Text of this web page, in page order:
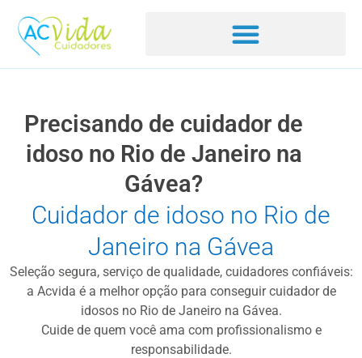
Precisando de cuidador de
idoso no Rio de Janeiro na
Gávea?
Cuidador de idoso no Rio de
Janeiro na Gávea
Seleção segura, serviço de qualidade, cuidadores confiáveis:
a Acvida é a melhor opção para conseguir cuidador de
idosos no Rio de Janeiro na Gávea.
Cuide de quem você ama com profissionalismo e
responsabilidade.